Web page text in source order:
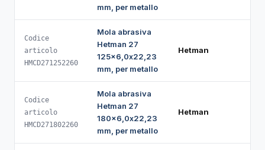
mm, per metallo
Codice
articolo
HMCD271252260
Mola abrasiva
Hetman 27
125x6,0x22,23
mm, per metallo
Hetman
Codice
articolo
HMCD271802260
Mola abrasiva
Hetman 27
180x6,0x22,23
mm, per metallo
Hetman